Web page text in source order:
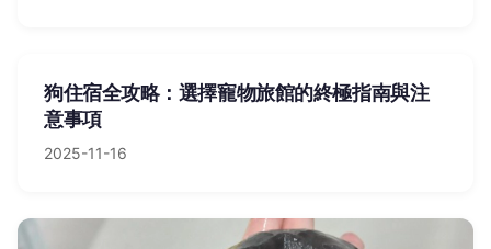
狗住宿全攻略：選擇寵物旅館的終極指南與注
意事項
2025-11-16